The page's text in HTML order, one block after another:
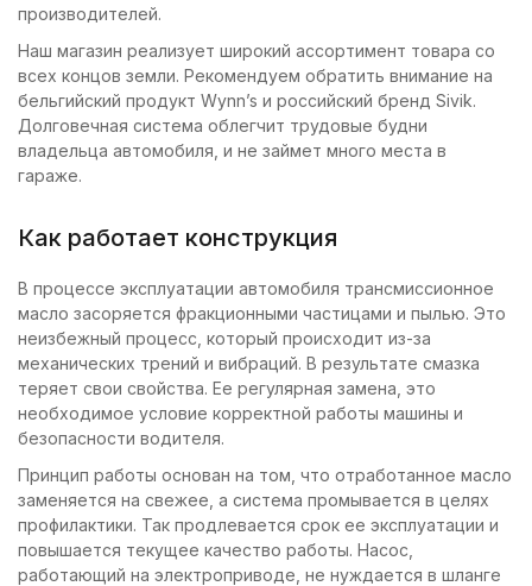
производителей.
Наш магазин реализует широкий ассортимент товара со
всех концов земли. Рекомендуем обратить внимание на
бельгийский продукт Wynn’s и российский бренд Sivik.
Долговечная система облегчит трудовые будни
владельца автомобиля, и не займет много места в
гараже.
Как работает конструкция
В процессе эксплуатации автомобиля трансмиссионное
масло засоряется фракционными частицами и пылью. Это
неизбежный процесс, который происходит из-за
механических трений и вибраций. В результате смазка
теряет свои свойства. Ее регулярная замена, это
необходимое условие корректной работы машины и
безопасности водителя.
Принцип работы основан на том, что отработанное масло
заменяется на свежее, а система промывается в целях
профилактики. Так продлевается срок ее эксплуатации и
повышается текущее качество работы. Насос,
работающий на электроприводе, не нуждается в шланге